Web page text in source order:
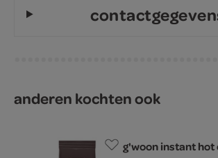
anderen kochten ook
g'woon instant hot